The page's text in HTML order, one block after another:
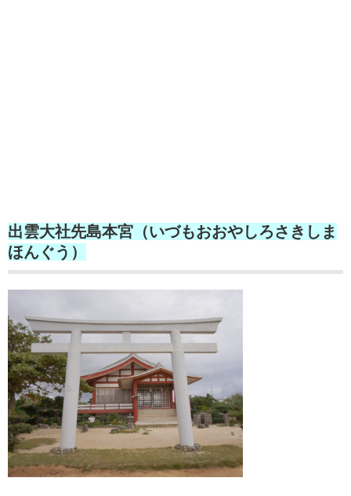
出雲大社先島本宮（いづもおおやしろさきしま
ほんぐう）